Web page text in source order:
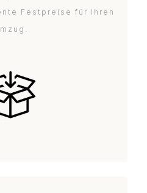
Festpreise für Ihren